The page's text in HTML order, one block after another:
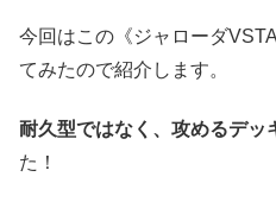
今回はこの《ジャローダ
てみたので紹介します。
耐久型ではなく、攻めるデッ
た！